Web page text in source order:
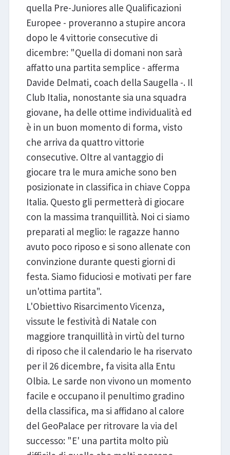
quella Pre-Juniores alle Qualificazioni
Europee - proveranno a stupire ancora
dopo le 4 vittorie consecutive di
dicembre: "Quella di domani non sarà
affatto una partita semplice - afferma
Davide Delmati, coach della Saugella -. Il
Club Italia, nonostante sia una squadra
giovane, ha delle ottime individualità ed
è in un buon momento di forma, visto
che arriva da quattro vittorie
consecutive. Oltre al vantaggio di
giocare tra le mura amiche sono ben
posizionate in classifica in chiave Coppa
Italia. Questo gli permetterà di giocare
con la massima tranquillità. Noi ci siamo
preparati al meglio: le ragazze hanno
avuto poco riposo e si sono allenate con
convinzione durante questi giorni di
festa. Siamo fiduciosi e motivati per fare
un'ottima partita".
L'Obiettivo Risarcimento Vicenza,
vissute le festività di Natale con
maggiore tranquillità in virtù del turno
di riposo che il calendario le ha riservato
per il 26 dicembre, fa visita alla Entu
Olbia. Le sarde non vivono un momento
facile e occupano il penultimo gradino
della classifica, ma si affidano al calore
del GeoPalace per ritrovare la via del
successo: "E' una partita molto più